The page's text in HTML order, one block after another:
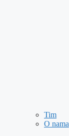
Tim
O nama